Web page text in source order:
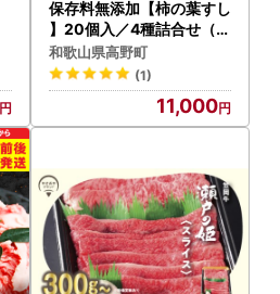
保存料無添加【柿の葉すし
】20個入／4種詰合せ（鯖
8・鯛4・鮭4・椎茸4）［
KW2］
和歌山県高野町
(1)
11,000